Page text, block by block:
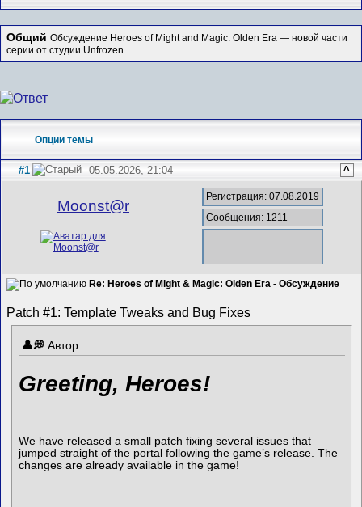
Общий Обсуждение Heroes of Might and Magic: Olden Era — новой части
серии от студии Unfrozen.
Опции темы
#1 05.05.2026, 21:04 ^
Mооnst@r
Регистрация: 07.08.2019
Сообщения: 1211
Re: Heroes of Might & Magic: Olden Era - Обсуждение
Patch #1: Template Tweaks and Bug Fixes
Автор
Greeting, Heroes!
We have released a small patch fixing several issues that
jumped straight of the portal following the game’s release. The
changes are already available in the game!